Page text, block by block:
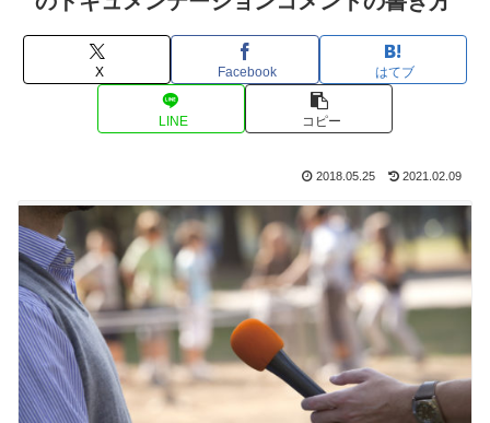
X Facebook はてブ
LINE コピー
2018.05.25 2021.02.09